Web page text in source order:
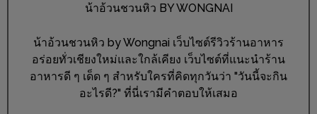
เฉพาะ
อิ่ม
ไม่
อั้น
น้าอ้วนชวนหิว BY WONGNAI
น้าอ้วนชวนหิว by Wongnai เว็บไซต์รีวิวร้านอาหาร
อร่อยทั่วเชียงใหม่และใกล้เคียง เว็บไซต์ที่แนะนำร้าน
อาหารดี ๆ เด็ด ๆ สำหรับใครที่คิดทุกวันว่า "วันนี้จะกิน
อะไรดี?" ที่นี่เรามีคำตอบให้เสมอ